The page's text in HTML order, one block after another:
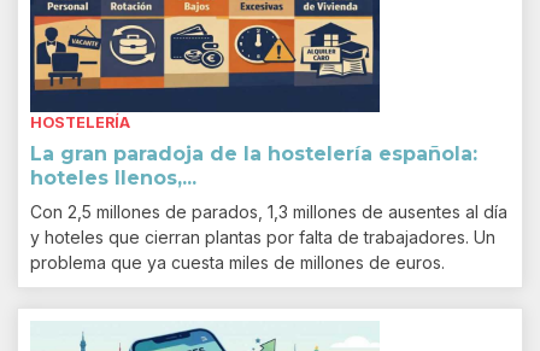
HOSTELERÍA
La gran paradoja de la hostelería española:
hoteles llenos,...
Con 2,5 millones de parados, 1,3 millones de ausentes al día
y hoteles que cierran plantas por falta de trabajadores. Un
problema que ya cuesta miles de millones de euros.